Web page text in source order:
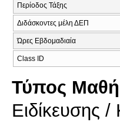
Περίοδος Τάξης
Διδάσκοντες μέλη ΔΕΠ
Ώρες Εβδομαδιαία
Class ID
Τύπος
Eιδίκευσης